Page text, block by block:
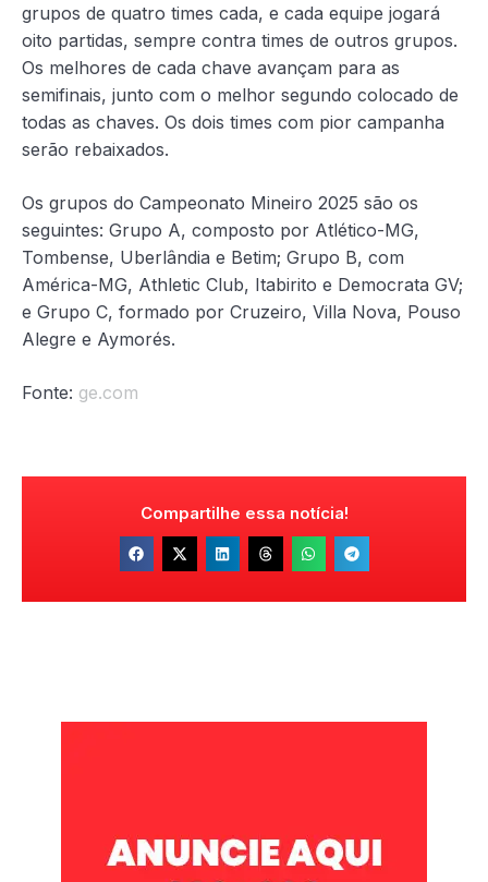
grupos de quatro times cada, e cada equipe jogará
oito partidas, sempre contra times de outros grupos.
Os melhores de cada chave avançam para as
semifinais, junto com o melhor segundo colocado de
todas as chaves. Os dois times com pior campanha
serão rebaixados.
Os grupos do Campeonato Mineiro 2025 são os
seguintes: Grupo A, composto por Atlético-MG,
Tombense, Uberlândia e Betim; Grupo B, com
América-MG, Athletic Club, Itabirito e Democrata GV;
e Grupo C, formado por Cruzeiro, Villa Nova, Pouso
Alegre e Aymorés.
Fonte: ge.com
Compartilhe essa notícia!